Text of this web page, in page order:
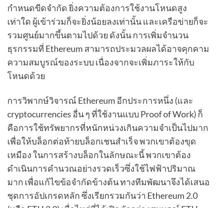
กำหนดขีดจำกัด ยิ่งความต้องการใช้งานโหนดสูง
เท่าใด ผู้เข้าร่วมก็จะยิ่งน้อยลงเท่านั้น และเครือข่ายก็จะ
รวมศูนย์มากขึ้นตามไปด้วย ดังนั้น การเพิ่มจำนวน
ธุรกรรมที่ Ethereum สามารถประมวลผลได้อาจคุกคาม
ความสมบูรณ์ของระบบ เนื่องจากจะเพิ่มภาระให้กับ
โหนดด้วย
การวิพากษ์วิจารณ์ Ethereum อีกประการหนึ่ง (และ
cryptocurrencies อื่น ๆ ที่ใช้งานแบบ Proof of Work) ก็
คือการใช้ทรัพยากรที่หนักหน่วงเกินความจำเป็นไปมาก
เพื่อให้บล็อกต่อท้ายบล็อกเชนสำเร็จ พวกเขาต้องขุด
เหมือง ในการสร้างบล็อกในลักษณะนี้ พวกเขาต้อง
ดำเนินการคำนวณอย่างรวดเร็วซึ่งใช้ไฟฟ้าปริมาณ
มาก เพื่อแก้ไขข้อจำกัดข้างต้น ทางทีมพัฒนาจึงได้เสนอ
ชุดการอัปเกรดหลัก ซึ่งเรียกรวมกันว่า Ethereum 2.0